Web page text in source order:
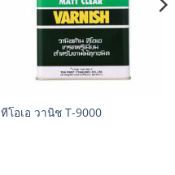
ทีโอเอ วานิช T-9000